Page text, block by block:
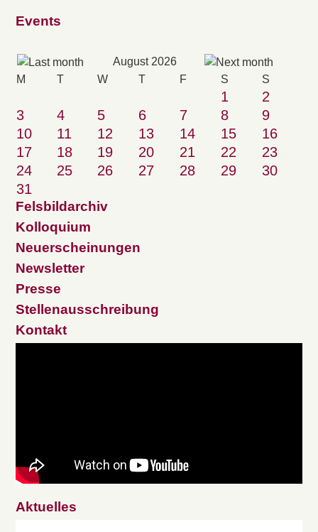
Events
August 2026
M T W T F S S
1
2
3
4 5 6 7 8
9
10
11 12 13 14 15
16
17
18 19 20 21 22
23
24
25 26 27 28 29
30
31
Felsbildarchiv
Kolloquium
Neuerscheinungen
Newsletter
Presse
Stellenausschreibung
Kontakt
Aktuelles